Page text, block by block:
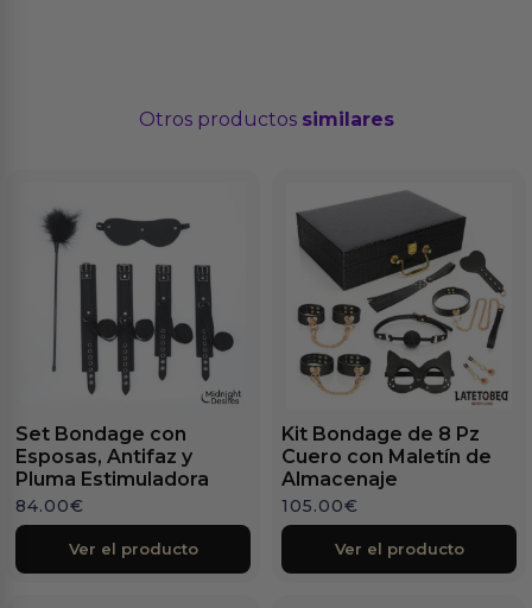
Otros productos similares
Set Bondage con
Esposas, Antifaz y
Pluma Estimuladora
84.00€
Ver el producto
Kit Bondage de 8 Pz
Cuero con Maletín de
Almacenaje
105.00€
Ver el producto